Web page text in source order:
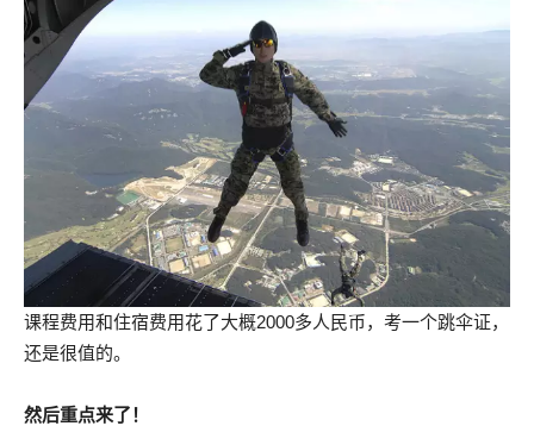
课程费用和住宿费用花了大概2000多人民币，考一个跳伞证，
还是很值的。
然后重点来了！